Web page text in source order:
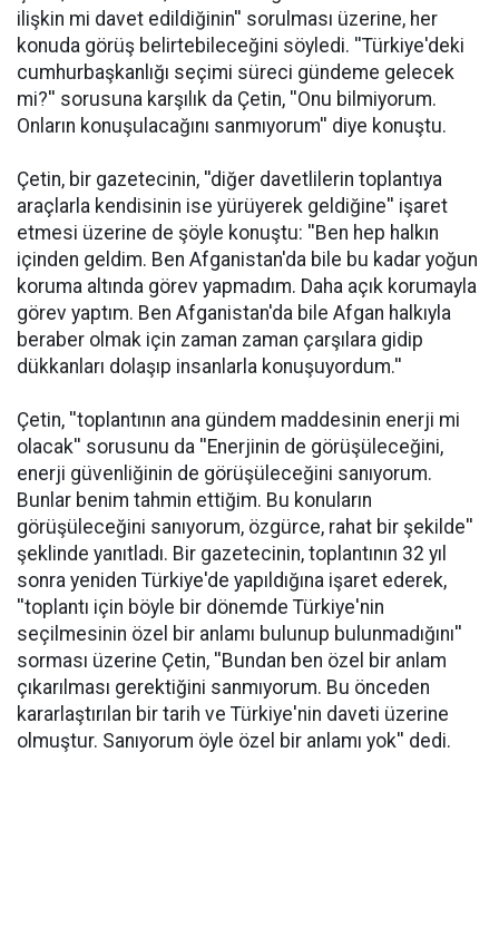
ilişkin mi davet edildiğinin'' sorulması üzerine, her
konuda görüş belirtebileceğini söyledi. ''Türkiye'deki
cumhurbaşkanlığı seçimi süreci gündeme gelecek
mi?'' sorusuna karşılık da Çetin, ''Onu bilmiyorum.
Onların konuşulacağını sanmıyorum'' diye konuştu.
Çetin, bir gazetecinin, ''diğer davetlilerin toplantıya
araçlarla kendisinin ise yürüyerek geldiğine'' işaret
etmesi üzerine de şöyle konuştu: ''Ben hep halkın
içinden geldim. Ben Afganistan'da bile bu kadar yoğun
koruma altında görev yapmadım. Daha açık korumayla
görev yaptım. Ben Afganistan'da bile Afgan halkıyla
beraber olmak için zaman zaman çarşılara gidip
dükkanları dolaşıp insanlarla konuşuyordum.''
Çetin, ''toplantının ana gündem maddesinin enerji mi
olacak'' sorusunu da ''Enerjinin de görüşüleceğini,
enerji güvenliğinin de görüşüleceğini sanıyorum.
Bunlar benim tahmin ettiğim. Bu konuların
görüşüleceğini sanıyorum, özgürce, rahat bir şekilde''
şeklinde yanıtladı. Bir gazetecinin, toplantının 32 yıl
sonra yeniden Türkiye'de yapıldığına işaret ederek,
''toplantı için böyle bir dönemde Türkiye'nin
seçilmesinin özel bir anlamı bulunup bulunmadığını''
sorması üzerine Çetin, ''Bundan ben özel bir anlam
çıkarılması gerektiğini sanmıyorum. Bu önceden
kararlaştırılan bir tarih ve Türkiye'nin daveti üzerine
olmuştur. Sanıyorum öyle özel bir anlamı yok'' dedi.